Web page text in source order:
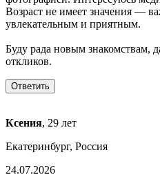
Возраст не имеет значения —
увлекательным и приятным.
Буду рада новым знакомствам,
откликов.
Ксения, 29 лет
Екатеринбург, Россия
24.07.2026